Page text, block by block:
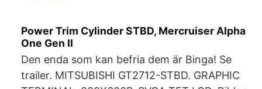
Power Trim Cylinder STBD, Mercruiser Alpha
One Gen II
Den enda som kan befria dem är Binga! Se
trailer. MITSUBISHI GT2712-STBD. GRAPHIC